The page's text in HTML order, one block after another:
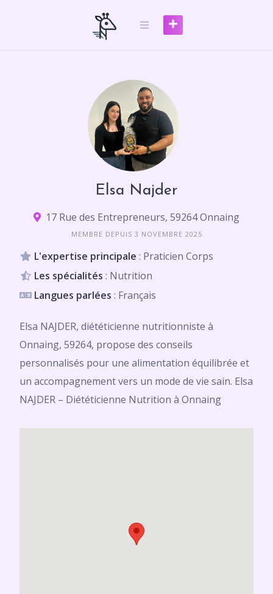
Elsa Najder
17 Rue des Entrepreneurs, 59264 Onnaing
MEMBRE DEPUIS 3 NOVEMBRE 2025
L'expertise principale : Praticien Corps
Les spécialités : Nutrition
Langues parlées : Français
Elsa NAJDER, diététicienne nutritionniste à
Onnaing, 59264, propose des conseils
personnalisés pour une alimentation équilibrée et
un accompagnement vers un mode de vie sain. Elsa
NAJDER – Diététicienne Nutrition à Onnaing